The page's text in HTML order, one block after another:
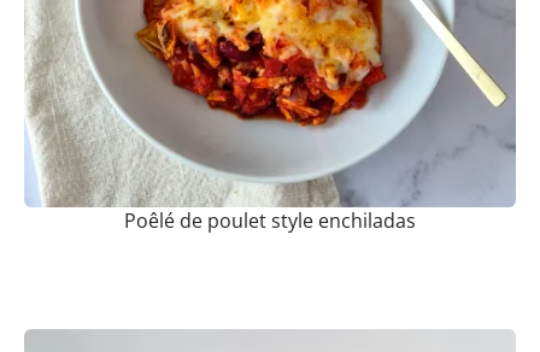
Poêlé de poulet style enchiladas